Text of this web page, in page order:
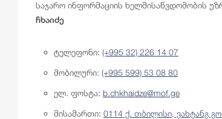
საჯარო ინფორმაციის ხელმისაწვდომობის
ჩხაიძე
ტელეფონი: (+995 32) 226 14 07
მობილური: (+995 599) 53 08 80
ელ. ფოსტა: b.chkhaidze@mof.ge
მისამართი: 0114 ქ. თბილისი, ვახტანგ